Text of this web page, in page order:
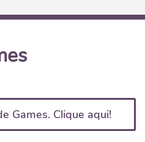
Games. Clique aqui!